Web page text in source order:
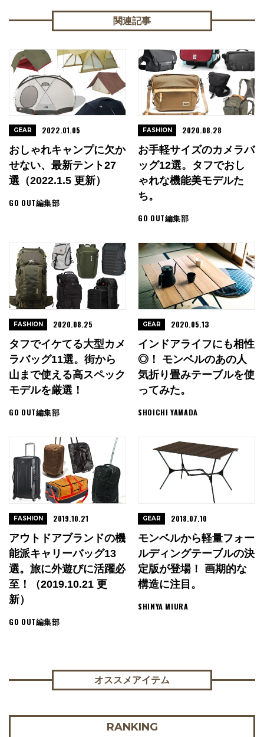
関連記事
おしゃれキャンプに欠か
せない、最新テント27
選（2022.1.5 更新）
GO OUT編集部
GEAR 2022.01.05
お手軽サイズのカメラバ
ッグ12選。タフでおし
ゃれな機能美モデルた
ち。
GO OUT編集部
FASHION 2020.08.28
タフでイケてる大型カメ
ラバッグ11選。街から
山まで使える高スペック
モデルを厳選！
GO OUT編集部
FASHION 2020.08.25
インドアライフにも相性
◎！ モンベルのあの人
気折り畳みテーブルを使
ってみた。
SHOICHI YAMADA
GEAR 2020.05.13
アウトドアブランドの機
能派キャリーバッグ13
選。旅に外遊びに活躍必
至！（2019.10.21 更
新）
GO OUT編集部
FASHION 2019.10.21
モンベルから軽量フォー
ルディングテーブルの決
定版が登場！ 画期的な
構造に注目。
SHINYA MIURA
GEAR 2018.07.10
オススメアイテム
RANKING